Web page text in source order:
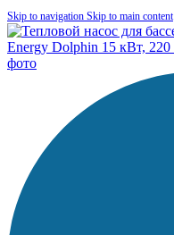
Skip to navigation Skip to main content